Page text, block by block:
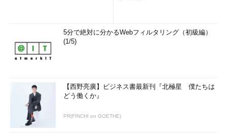
5分で絶対に分かるWebフィルタリング（初級編）
(1/5)
【西野亮廣】ビジネス書最新刊『北極星 僕たちは
どう働くか』
PR(FINCHI on GOETHE)